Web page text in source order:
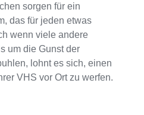
sorgen für ein
das für jeden etwas
wenn viele andere
um die Gunst der
lohnt es sich, einen
VHS vor Ort zu werfen.